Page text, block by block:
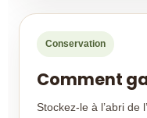
Conservation
Comment
Stockez-le à l’abri de